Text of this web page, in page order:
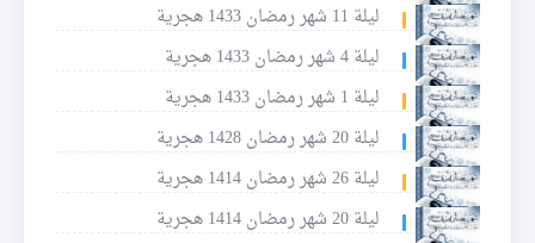
ليلة 11 شهر رمضان 1433 هجرية
ليلة 4 شهر رمضان 1433 هجرية
ليلة 1 شهر رمضان 1433 هجرية
ليلة 20 شهر رمضان 1428 هجرية
ليلة 26 شهر رمضان 1414 هجرية
ليلة 20 شهر رمضان 1414 هجرية